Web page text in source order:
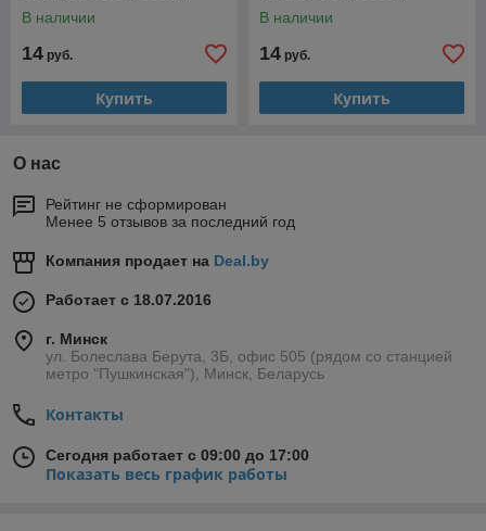
В наличии
14 руб.
Купить
В наличии
14 руб.
Купить
О нас
Рейтинг не сформирован
Менее 5 отзывов за последний год
Компания продает на Deal.by
Работает с 18.07.2016
г. Минск
ул. Болеслава Берута, 3Б, офис 505 (рядом со станцией
метро "Пушкинская"), Минск, Беларусь
Контакты
Сегодня работает с 09:00 до 17:00
Показать весь график работы